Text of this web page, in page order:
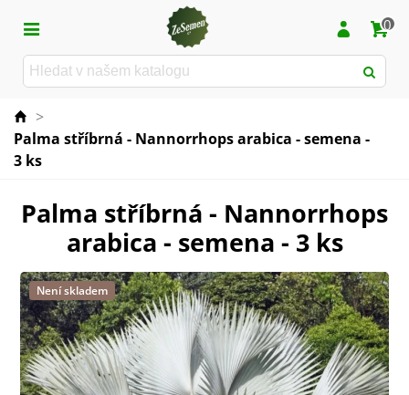
0
>
Palma stříbrná - Nannorrhops arabica - semena -
3 ks
Palma stříbrná - Nannorrhops
arabica - semena - 3 ks
Není skladem